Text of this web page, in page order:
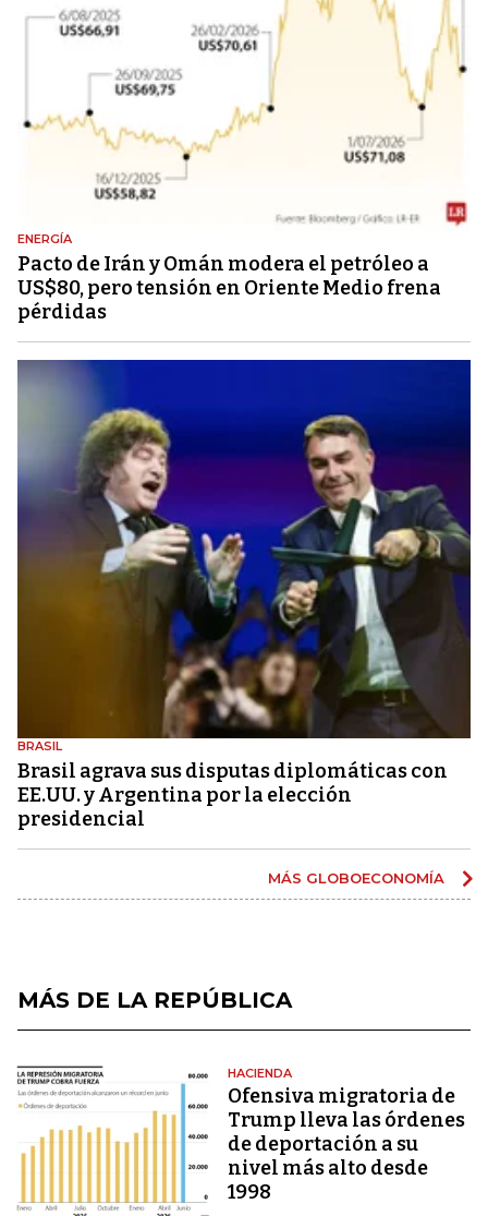
ENERGÍA
Pacto de Irán y Omán modera el petróleo a
US$80, pero tensión en Oriente Medio frena
pérdidas
BRASIL
Brasil agrava sus disputas diplomáticas con
EE.UU. y Argentina por la elección
presidencial
MÁS GLOBOECONOMÍA
MÁS DE LA REPÚBLICA
HACIENDA
Ofensiva migratoria de
Trump lleva las órdenes
de deportación a su
nivel más alto desde
1998